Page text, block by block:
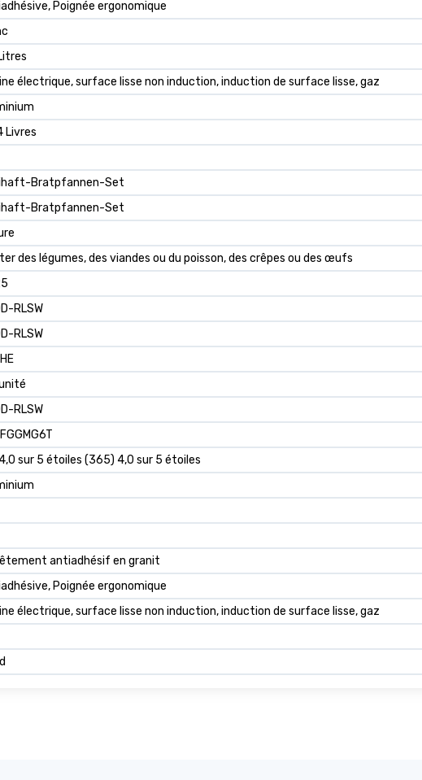
Poignée ergonomique
électrique, surface lisse non induction, induction de surface lisse, gaz
Livres
Bratpfannen-Set
Bratpfannen-Set
des légumes, des viandes ou du poisson, des crêpes ou des œufs
RLSW
RLSW
RLSW
sur 5 étoiles (365) 4,0 sur 5 étoiles
antiadhésif en granit
Poignée ergonomique
électrique, surface lisse non induction, induction de surface lisse, gaz